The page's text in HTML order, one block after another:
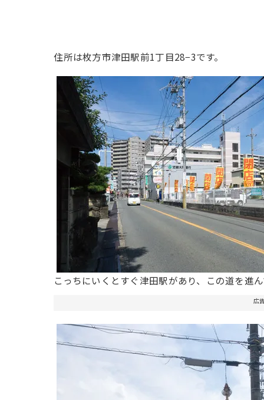
住所は枚方市津田駅前1丁目28−3です。
こっちにいくとすぐ津田駅があり、この道を進
広